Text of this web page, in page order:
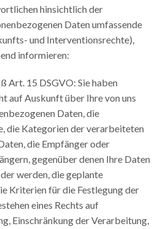
hinsichtlich der
Daten umfassende
und Interventionsrechte),
informieren:
Art. 15 DSGVO: Sie haben
auf Auskunft über Ihre von uns
Daten, die
die Kategorien der verarbeiteten
die Empfänger oder
gegenüber denen Ihre Daten
werden, die geplante
Kriterien für die Festlegung der
eines Rechts auf
Einschränkung der Verarbeitung,